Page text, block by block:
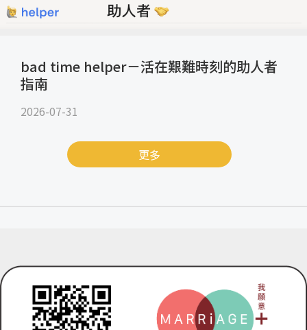
bad time helper－活在艱難時刻的助人者
指南
2026-07-31
更多